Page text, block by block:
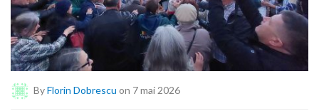
ByFlorin Dobrescu on 7 mai 2026